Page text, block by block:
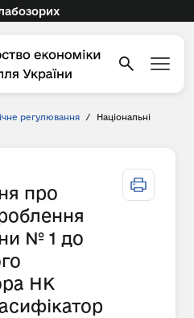
регулювання /
Національні
про
№ 1 до
НК